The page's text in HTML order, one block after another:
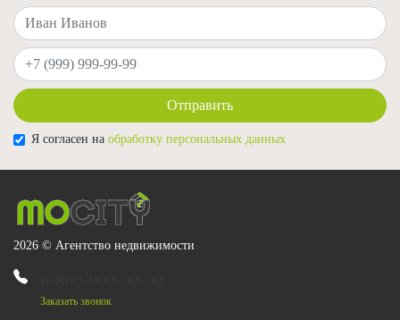
Ваше имя
Ваш телефон
Отправить
Я согласен на обработку персональных данных
2026 © Агентство недвижимости
Заказать звонок